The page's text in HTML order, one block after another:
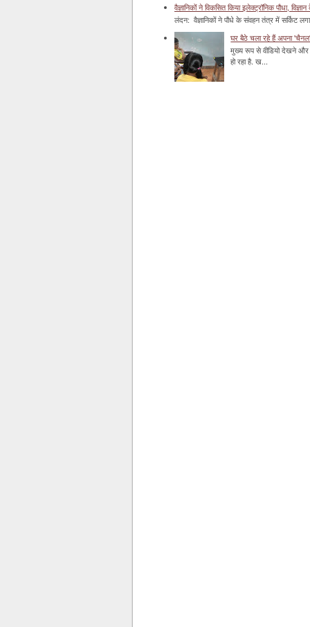
वैज्ञानिकों ने विकसित किया इलेक्ट्रॉनिक पौधा,
लंदन: वैज्ञानिकों ने पौधे के संवहन तंत्र में सर्किट
घर बैठे चला रहे हैं अपना 'चैनल'
मुख्य रूप से वीडियो देखने और
हो रहा है. ख...